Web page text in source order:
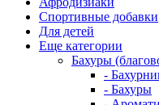
Спортивные добавки
Для детей
Еще категории
Бахуры
-
- Бахуры